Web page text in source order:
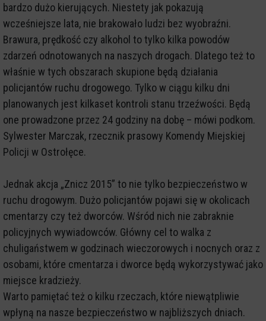
bardzo dużo kierujących. Niestety jak pokazują
wcześniejsze lata, nie brakowało ludzi bez wyobraźni.
Brawura, prędkość czy alkohol to tylko kilka powodów
zdarzeń odnotowanych na naszych drogach. Dlatego też to
właśnie w tych obszarach skupione będą działania
policjantów ruchu drogowego. Tylko w ciągu kilku dni
planowanych jest kilkaset kontroli stanu trzeźwości. Będą
one prowadzone przez 24 godziny na dobę – mówi podkom.
Sylwester Marczak, rzecznik prasowy Komendy Miejskiej
Policji w Ostrołęce.
Jednak akcja „Znicz 2015” to nie tylko bezpieczeństwo w
ruchu drogowym. Dużo policjantów pojawi się w okolicach
cmentarzy czy też dworców. Wśród nich nie zabraknie
policyjnych wywiadowców. Główny cel to walka z
chuligaństwem w godzinach wieczorowych i nocnych oraz z
osobami, które cmentarza i dworce będą wykorzystywać jako
miejsce kradzieży.
Warto pamiętać też o kilku rzeczach, które niewątpliwie
wpłyną na nasze bezpieczeństwo w najbliższych dniach.